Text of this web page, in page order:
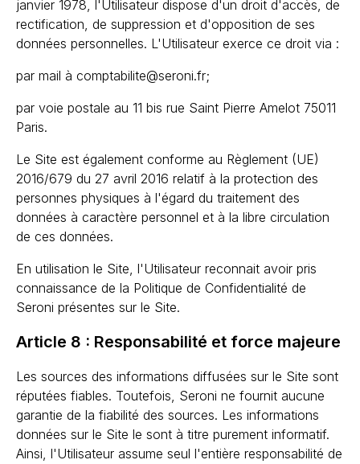
janvier 1978, l'Utilisateur dispose d'un droit d'accès, de
rectification, de suppression et d'opposition de ses
données personnelles. L'Utilisateur exerce ce droit via :
par mail à comptabilite@seroni.fr;
par voie postale au 11 bis rue Saint Pierre Amelot 75011
Paris.
Le Site est également conforme au Règlement (UE)
2016/679 du 27 avril 2016 relatif à la protection des
personnes physiques à l'égard du traitement des
données à caractère personnel et à la libre circulation
de ces données.
En utilisation le Site, l'Utilisateur reconnait avoir pris
connaissance de la Politique de Confidentialité de
Seroni présentes sur le Site.
Article 8 : Responsabilité et force majeure
Les sources des informations diffusées sur le Site sont
réputées fiables. Toutefois, Seroni ne fournit aucune
garantie de la fiabilité des sources. Les informations
données sur le Site le sont à titre purement informatif.
Ainsi, l'Utilisateur assume seul l'entière responsabilité de